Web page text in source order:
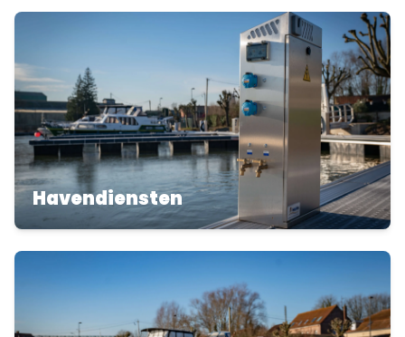
Havendiensten